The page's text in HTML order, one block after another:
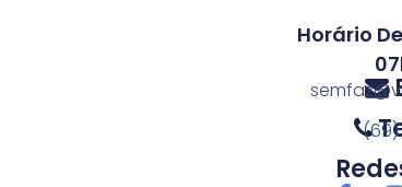
Horário
(69)